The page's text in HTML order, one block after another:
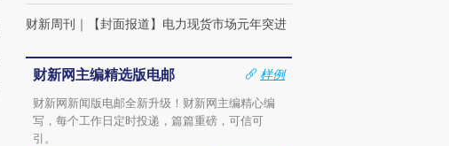
财新周刊 ｜ 【封面报道】电力现货市场元年突进
财新网主编精选版电邮
样例
财新网新闻版电邮全新升级！财新网主编精心编
写，每个工作日定时投递，篇篇重磅，可信可
引。